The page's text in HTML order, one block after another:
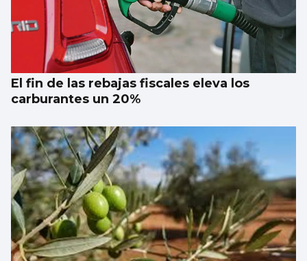
El fin de las rebajas fiscales eleva los
carburantes un 20%